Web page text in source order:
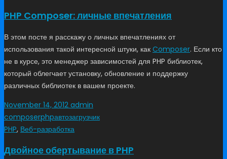
PHP Composer: личные впечатления
В этом посте я расскажу о личных впечатлениях от
использования такой интересной штуки, как Composer. Если кто
не в курсе, это менеджер зависимостей для PHP библиотек,
который облегчает установку, обновление и поддержку
различных библиотек в вашем проекте.
November 14, 2012 admin
composerphpавтозагрузчик
PHP, Веб-разработка
Двойное обертывание в PHP